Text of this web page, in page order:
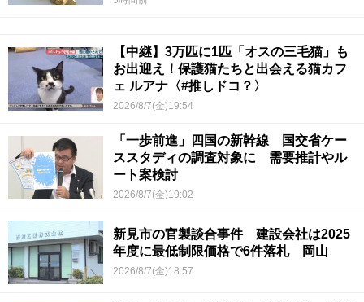
【中継】3万匹に1匹「オスの三毛猫」も
お出迎え！保護猫たちと出会える猫カフ
ェ ルアナ〈#推しドコ？〉
2026/8/7(金)19:54
「一歩前進」四国の新幹線 国交省ケー
ススタディの調査対象に 需要推計やル
ート案検討
2026/8/7(金)19:02
新見市の官製談合事件 建設会社は2025
年度に最低制限価格で6件落札 岡山
2026/8/7(金)18:57